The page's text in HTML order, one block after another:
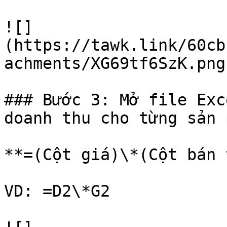
![]
(https://tawk.link/
achments/
### Bước 3: Mở file
doanh thu cho từng sản
**=(Cột giá)\*(Cột bán
VD: =D2\*G2